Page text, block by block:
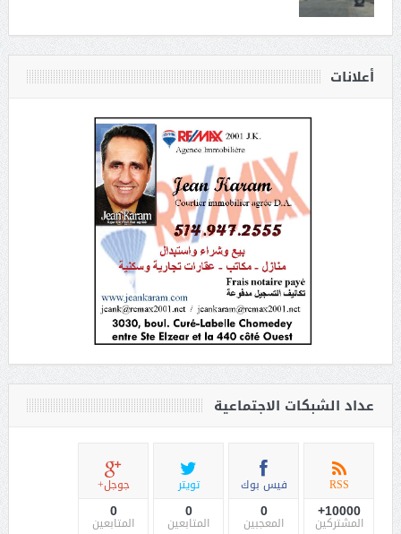
أعلانات
عداد الشبكات الاجتماعية
RSS
10000+
المشتركين
فيس بوك
0
المعجبين
تويتر
0
المتابعين
جوجل+
0
المتابعين